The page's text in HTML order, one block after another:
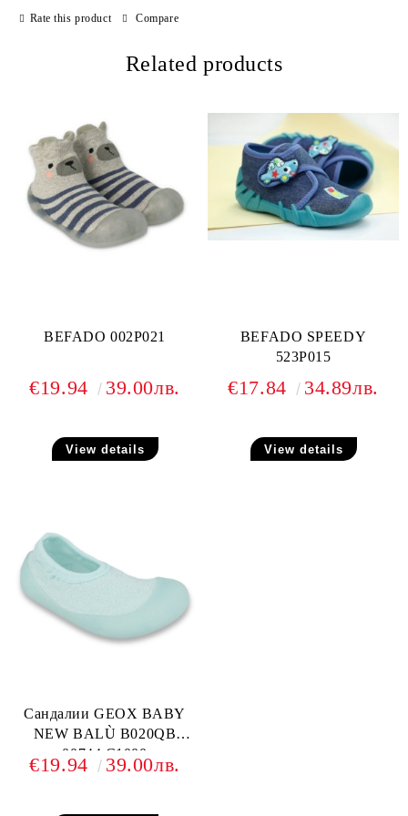
Rate this product Compare
Related products
BEFADO 002P021
€19.94 39.00лв.
View details
BEFADO SPEEDY
523P015
€17.84 34.89лв.
View details
Сандалии GEOX BABY
NEW BALÙ B020QB
00744 C1000
€19.94 39.00лв.